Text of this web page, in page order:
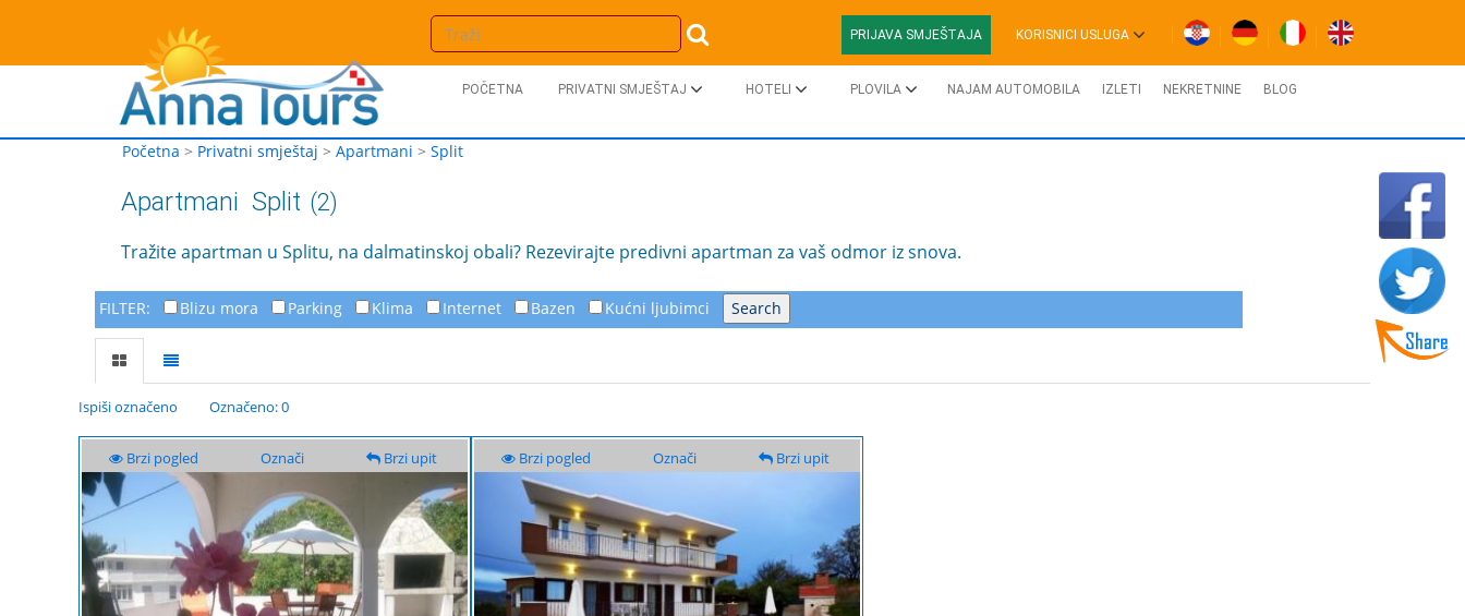
PRIJAVA SMJEŠTAJA KORISNICI USLUGA
POČETNA PRIVATNI SMJEŠTAJ HOTELI PLOVILA NAJAM AUTOMOBILA IZLETI NEKRETNINE BLOG
Početna > Privatni smještaj > Apartmani > Split
Apartmani Split (2)
Tražite apartman u Splitu, na dalmatinskoj obali? Rezevirajte predivni apartman za vaš odmor iz snova.
FILTER: Blizu mora Parking Klima Internet Bazen Kućni ljubimci
Ispiši označeno Označeno: 0
Brzi pogled Označi Brzi upit Brzi pogled Označi Brzi upit